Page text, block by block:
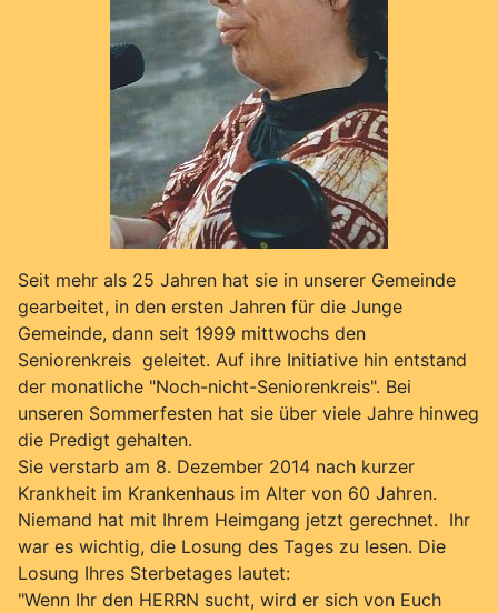
Seit mehr als 25 Jahren hat sie in unserer Gemeinde
gearbeitet, in den ersten Jahren für die Junge
Gemeinde, dann seit 1999 mittwochs den
Seniorenkreis geleitet. Auf ihre Initiative hin entstand
der monatliche "Noch-nicht-Seniorenkreis". Bei
unseren Sommerfesten hat sie über viele Jahre hinweg
die Predigt gehalten.
Sie verstarb am 8. Dezember 2014 nach kurzer
Krankheit im Krankenhaus im Alter von 60 Jahren.
Niemand hat mit Ihrem Heimgang jetzt gerechnet. Ihr
war es wichtig, die Losung des Tages zu lesen. Die
Losung Ihres Sterbetages lautet:
"Wenn Ihr den HERRN sucht, wird er sich von Euch